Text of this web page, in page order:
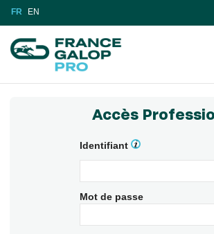
FR EN
Accès
Identifiant
Mot de passe